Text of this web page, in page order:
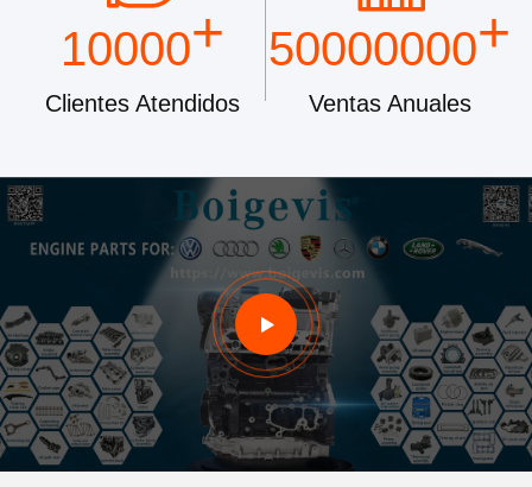
10000+
Clientes Atendidos
50000000+
Ventas Anuales